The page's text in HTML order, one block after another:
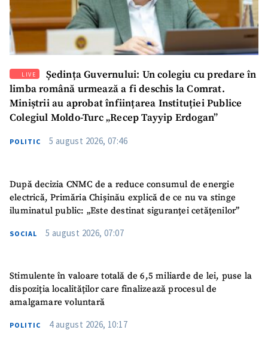
LIVE
Ședința Guvernului: Un colegiu cu predare în
limba română urmează a fi deschis la Comrat.
Miniștrii au aprobat înființarea Instituției Publice
Colegiul Moldo-Turc „Recep Tayyip Erdogan”
POLITIC 5 august 2026, 07:46
După decizia CNMC de a reduce consumul de energie
electrică, Primăria Chișinău explică de ce nu va stinge
iluminatul public: „Este destinat siguranței cetățenilor”
SOCIAL 5 august 2026, 07:07
Stimulente în valoare totală de 6,5 miliarde de lei, puse la
dispoziția localităților care finalizează procesul de
amalgamare voluntară
POLITIC 4 august 2026, 10:17